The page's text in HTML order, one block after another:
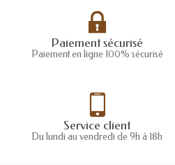
Paiement sécurisé
Paiement en ligne 100% sécurisé
Service client
Du lundi au vendredi de 9h à 18h